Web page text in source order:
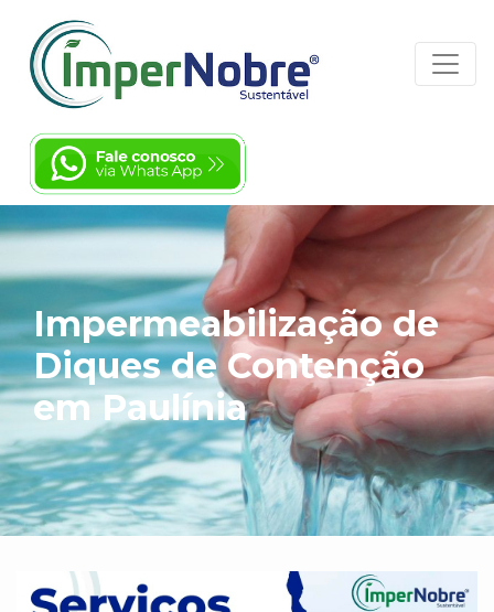
Impermeabilização de
Diques de Contenção
em Paulínia